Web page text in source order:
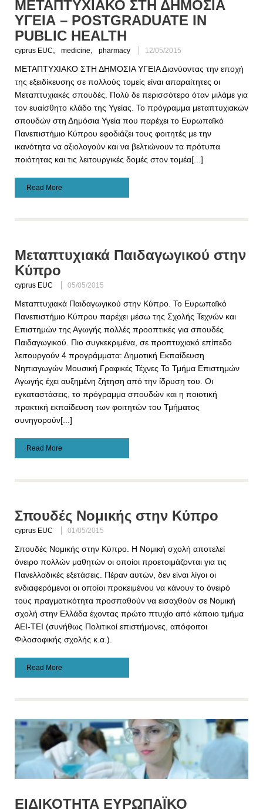
ΜΕΤΑΠΤΥΧΙΑΚΟ ΣΤΗ ΔΗΜΟΣΙΑ
ΥΓΕΙΑ – POSTGRADUATE IN
PUBLIC HEALTH
cyprus EUC medicine pharmacy 12/05/2015
ΜΕΤΑΠΤΥΧΙΑΚΟ ΣΤΗ ΔΗΜΟΣΙΑ ΥΓΕΙΑ Διανύοντας την εποχή
της εξειδίκευσης σε πολλούς τομείς είναι απαραίτητες οι
Μεταπτυχιακές σπουδές. Πολύ δε περισσότερο όταν μιλάμε για
τον ευαίσθητο κλάδο της Υγείας. Το πρόγραμμα μεταπτυχιακών
σπουδών στη Δημόσια Υγεία που παρέχει το Ευρωπαϊκό
Πανεπιστήμιο Κύπρου εφοδιάζει τους φοιτητές με την
ικανότητα να αξιολογούν και να βελτιώνουν τα πρότυπα
ποιότητας και τις λειτουργικές δομές στον τομέα[...]
Read More
Μεταπτυχιακά Παιδαγωγικού στην
Κύπρο
cyprus EUC 05/05/2015
Μεταπτυχιακά Παιδαγωγικού στην Κύπρο. Το Ευρωπαϊκό
Πανεπιστήμιο Κύπρου παρέχει μέσω της Σχολής Τεχνών και
Επιστημών της Αγωγής πολλές προοπτικές για σπουδές
Παιδαγωγικού. Πιο συγκεκριμένα, σε προπτυχιακό επίπεδο
λειτουργούν 4 προγράμματα: Δημοτική Εκπαίδευση
Νηπιαγωγών Μουσική Γραφικές Τέχνες Το Τμήμα Επιστημών
Αγωγής έχει αυξημένη ζήτηση από την ίδρυση του. Οι
εγκαταστάσεις, το πρόγραμμα σπουδών και η ποιοτική
πρακτική εκπαίδευση των φοιτητών του Τμήματος
συνηγορούν[...]
Read More
Σπουδές Νομικής στην Κύπρο
cyprus EUC 01/05/2015
Σπουδές Νομικής στην Κύπρο. Η Νομική σχολή αποτελεί
όνειρο πολλών μαθητών οι οποίοι προετοιμάζονται για τις
Πανελλαδικές εξετάσεις. Πέραν αυτών, δεν είναι λίγοι οι
ενδιαφερόμενοι οι οποίοι προκειμένου να κάνουν το όνειρό
τους πραγματικότητα προσπαθούν να εισαχθούν σε Νομική
σχολή στην Ελλάδα έχοντας πρώτο πτυχίο από κάποιο τμήμα
ΑΕΙ-ΤΕΙ (συνήθως Πολιτικοί επιστήμονες, απόφοιτοι
Φιλοσοφικής σχολής κ.α.).
Read More
ΕΙΔΙΚΟΤΗΤΑ ΕΥΡΩΠΑΪΚΟ